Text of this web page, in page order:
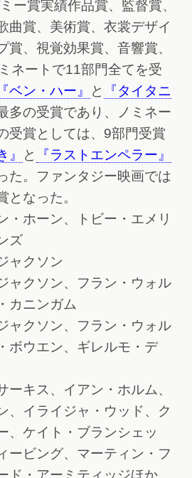
ー賞実績作品賞、監督賞、
曲賞、美術賞、衣裳デザイ
賞、視覚効果賞、音響賞、
ネートで11部門全てを受
『ベン・ハー』 と
『タイタニ
多の受賞であり、ノミネー
受賞としては、9部門受賞
』 と
『ラストエンペラー』
た。ファンタジー映画では
となった。
・ホーン、トビー・エメリ
ズ
ャクソン
ャクソン、フラン・ウォル
カニンガム
ャクソン、フラン・ウォル
ボウエン、ギレルモ・デ
ーキス、イアン・ホルム、
、イライジャ・ウッド、ク
、ケイト・ブランシェッ
ービング、マーティン・フ